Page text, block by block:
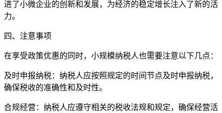
进了小微企业的创新和发展，为经济的稳定增长注入了新的活
力。
四、注意事项
在享受政策优惠的同时，小规模纳税人也需要注意以下几点：
及时申报纳税：纳税人应按照规定的时间节点及时申报纳税，
确保税收的准确性和及时性。
合规经营：纳税人应遵守相关的税收法规和规定，确保经营活